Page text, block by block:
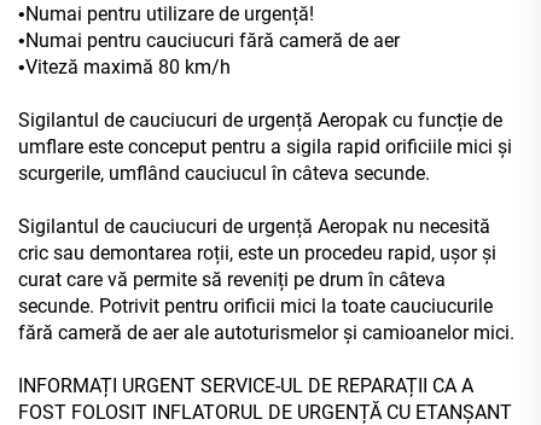
•Numai pentru utilizare de urgență!
•Numai pentru cauciucuri fără cameră de aer
•Viteză maximă 80 km/h
Sigilantul de cauciucuri de urgență Aeropak cu funcție de
umflare este conceput pentru a sigila rapid orificiile mici și
scurgerile, umflând cauciucul în câteva secunde.
Sigilantul de cauciucuri de urgență Aeropak nu necesită
cric sau demontarea roții, este un procedeu rapid, ușor și
curat care vă permite să reveniți pe drum în câteva
secunde. Potrivit pentru orificii mici la toate cauciucurile
fără cameră de aer ale autoturismelor și camioanelor mici.
INFORMAȚI URGENT SERVICE-UL DE REPARAȚII CA A
FOST FOLOSIT INFLATORUL DE URGENȚĂ CU ETANȘANT